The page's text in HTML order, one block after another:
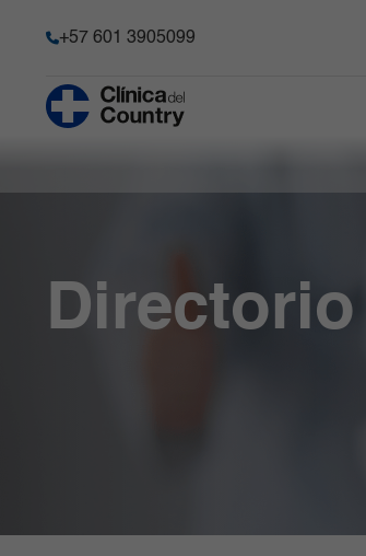
+57 601 3905099
Información
Memoria de
Cirugía robótica
Gastroenterología